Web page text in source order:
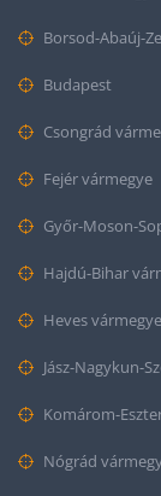
Borsod-Abaúj-
Budapest
Csongrád
Fejér vármegye
Győr-Moson-
Hajdú-Bihar
Heves vármegye
Jász-Nagykun-
Komárom-
Nógrád